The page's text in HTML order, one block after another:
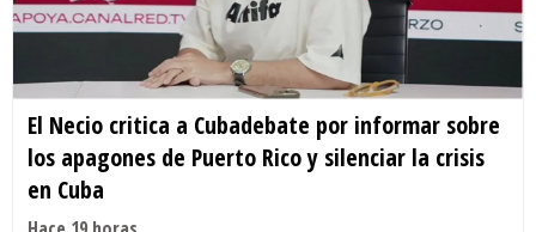
El Necio critica a Cubadebate por informar sobre
los apagones de Puerto Rico y silenciar la crisis
en Cuba